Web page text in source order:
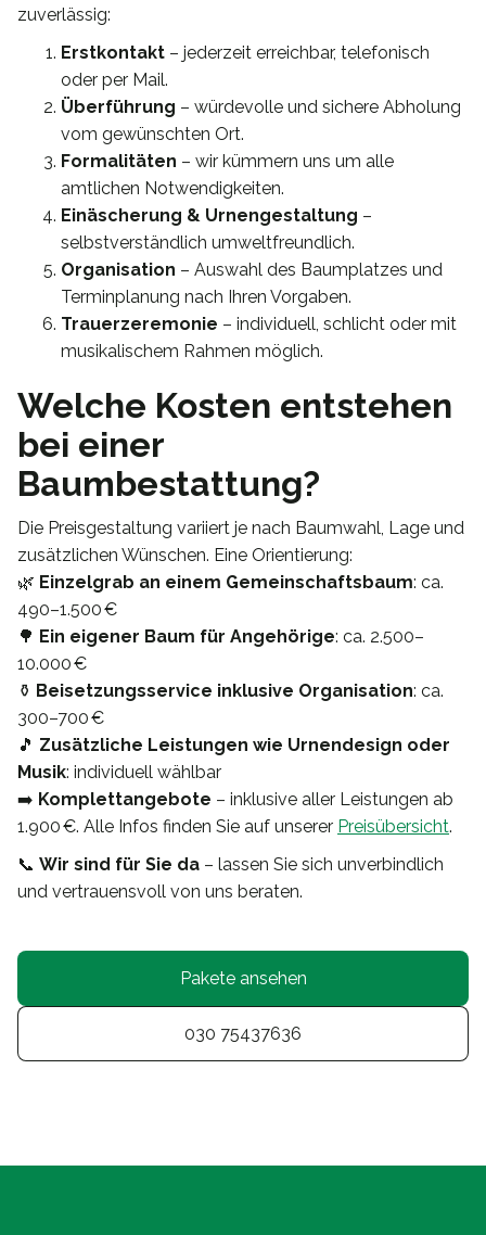
zuverlässig:
Erstkontakt – jederzeit erreichbar, telefonisch
oder per Mail.
Überführung – würdevolle und sichere Abholung
vom gewünschten Ort.
Formalitäten – wir kümmern uns um alle
amtlichen Notwendigkeiten.
Einäscherung & Urnengestaltung –
selbstverständlich umweltfreundlich.
Organisation – Auswahl des Baumplatzes und
Terminplanung nach Ihren Vorgaben.
Trauerzeremonie – individuell, schlicht oder mit
musikalischem Rahmen möglich.
Welche Kosten entstehen
bei einer
Baumbestattung?
Die Preisgestaltung variiert je nach Baumwahl, Lage und
zusätzlichen Wünschen. Eine Orientierung:
🌿 Einzelgrab an einem Gemeinschaftsbaum: ca.
490–1.500 €
🌳 Ein eigener Baum für Angehörige: ca. 2.500–
10.000 €
⚱️ Beisetzungsservice inklusive Organisation: ca.
300–700 €
🎵 Zusätzliche Leistungen wie Urnendesign oder
Musik: individuell wählbar
➡️ Komplettangebote – inklusive aller Leistungen ab
1.900 €. Alle Infos finden Sie auf unserer Preisübersicht.
📞 Wir sind für Sie da – lassen Sie sich unverbindlich
und vertrauensvoll von uns beraten.
Pakete ansehen
030 75437636